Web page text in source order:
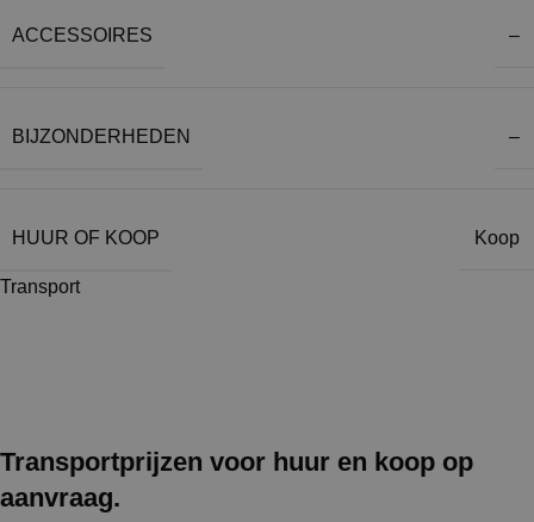
ACCESSOIRES –
BIJZONDERHEDEN –
HUUR OF KOOP Koop
Transport
Transportprijzen voor huur en koop op
aanvraag.